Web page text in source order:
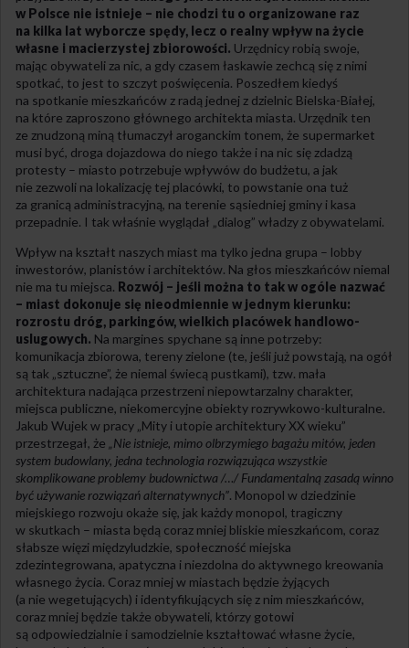
w Polsce nie istnieje – nie chodzi tu o organizowane raz
na kilka lat wyborcze spędy, lecz o realny wpływ na życie
własne i macierzystej zbiorowości. Urzędnicy robią swoje,
mając obywateli za nic, a gdy czasem łaskawie zechcą się z nimi
spotkać, to jest to szczyt poświęcenia. Poszedłem kiedyś
na spotkanie mieszkańców z radą jednej z dzielnic Bielska-Białej,
na które zaproszono głównego architekta miasta. Urzędnik ten
ze znudzoną miną tłumaczył aroganckim tonem, że supermarket
musi być, droga dojazdowa do niego także i na nic się zdadzą
protesty – miasto potrzebuje wpływów do budżetu, a jak
nie zezwoli na lokalizację tej placówki, to powstanie ona tuż
za granicą administracyjną, na terenie sąsiedniej gminy i kasa
przepadnie. I tak właśnie wyglądał „dialog” władzy z obywatelami.
Wpływ na kształt naszych miast ma tylko jedna grupa – lobby
inwestorów, planistów i architektów. Na głos mieszkańców niemal
nie ma tu miejsca. Rozwój – jeśli można to tak w ogóle nazwać
– miast dokonuje się nieodmiennie w jednym kierunku:
rozrostu dróg, parkingów, wielkich placówek handlowo-
uslugowych. Na margines spychane są inne potrzeby:
komunikacja zbiorowa, tereny zielone (te, jeśli już powstają, na ogół
są tak „sztuczne”, że niemal świecą pustkami), tzw. mała
architektura nadająca przestrzeni niepowtarzalny charakter,
miejsca publiczne, niekomercyjne obiekty rozrywkowo-kulturalne.
Jakub Wujek w pracy „Mity i utopie architektury XX wieku”
przestrzegał, że „Nie istnieje, mimo olbrzymiego bagażu mitów, jeden
system budowlany, jedna technologia rozwiązująca wszystkie
skomplikowane problemy budownictwa /…/ Fundamentalną zasadą winno
być używanie rozwiązań alternatywnych”. Monopol w dziedzinie
miejskiego rozwoju okaże się, jak każdy monopol, tragiczny
w skutkach – miasta będą coraz mniej bliskie mieszkańcom, coraz
słabsze więzi międzyludzkie, społeczność miejska
zdezintegrowana, apatyczna i niezdolna do aktywnego kreowania
własnego życia. Coraz mniej w miastach będzie żyjących
(a nie wegetujących) i identyfikujących się z nim mieszkańców,
coraz mniej będzie także obywateli, którzy gotowi
są odpowiedzialnie i samodzielnie kształtować własne życie,